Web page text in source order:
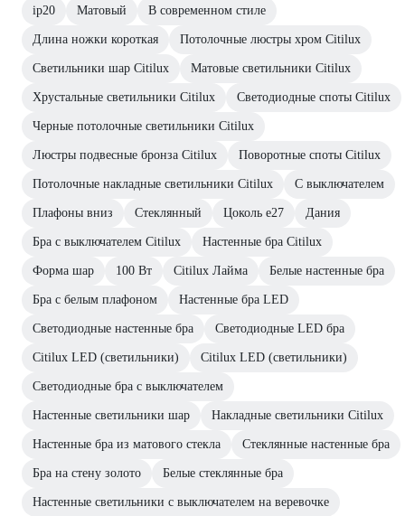
ip20 Матовый В современном стиле
Длина ножки короткая Потолочные люстры хром Citilux
Светильники шар Citilux Матовые светильники Citilux
Хрустальные светильники Citilux Светодиодные споты Citilux
Черные потолочные светильники Citilux
Люстры подвесные бронза Citilux Поворотные споты Citilux
Потолочные накладные светильники Citilux С выключателем
Плафоны вниз Стеклянный Цоколь e27 Дания
Бра с выключателем Citilux Настенные бра Citilux
Форма шар 100 Вт Citilux Лайма Белые настенные бра
Бра с белым плафоном Настенные бра LED
Светодиодные настенные бра Светодиодные LED бра
Citilux LED (светильники) Citilux LED (светильники)
Светодиодные бра с выключателем
Настенные светильники шар Накладные светильники Citilux
Настенные бра из матового стекла Стеклянные настенные бра
Бра на стену золото Белые стеклянные бра
Настенные светильники с выключателем на веревочке